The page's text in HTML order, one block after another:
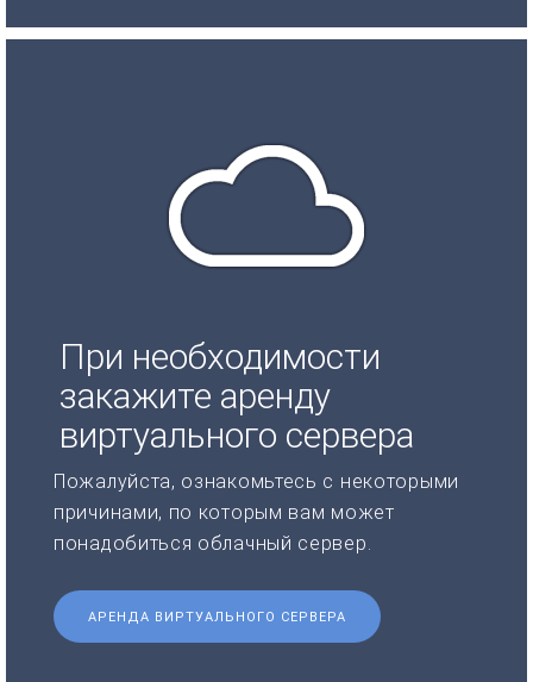
При необходимости
закажите аренду
виртуального сервера
Пожалуйста, ознакомьтесь с некоторыми
причинами, по которым вам может
понадобиться облачный сервер.
АРЕНДА ВИРТУАЛЬНОГО СЕРВЕРА